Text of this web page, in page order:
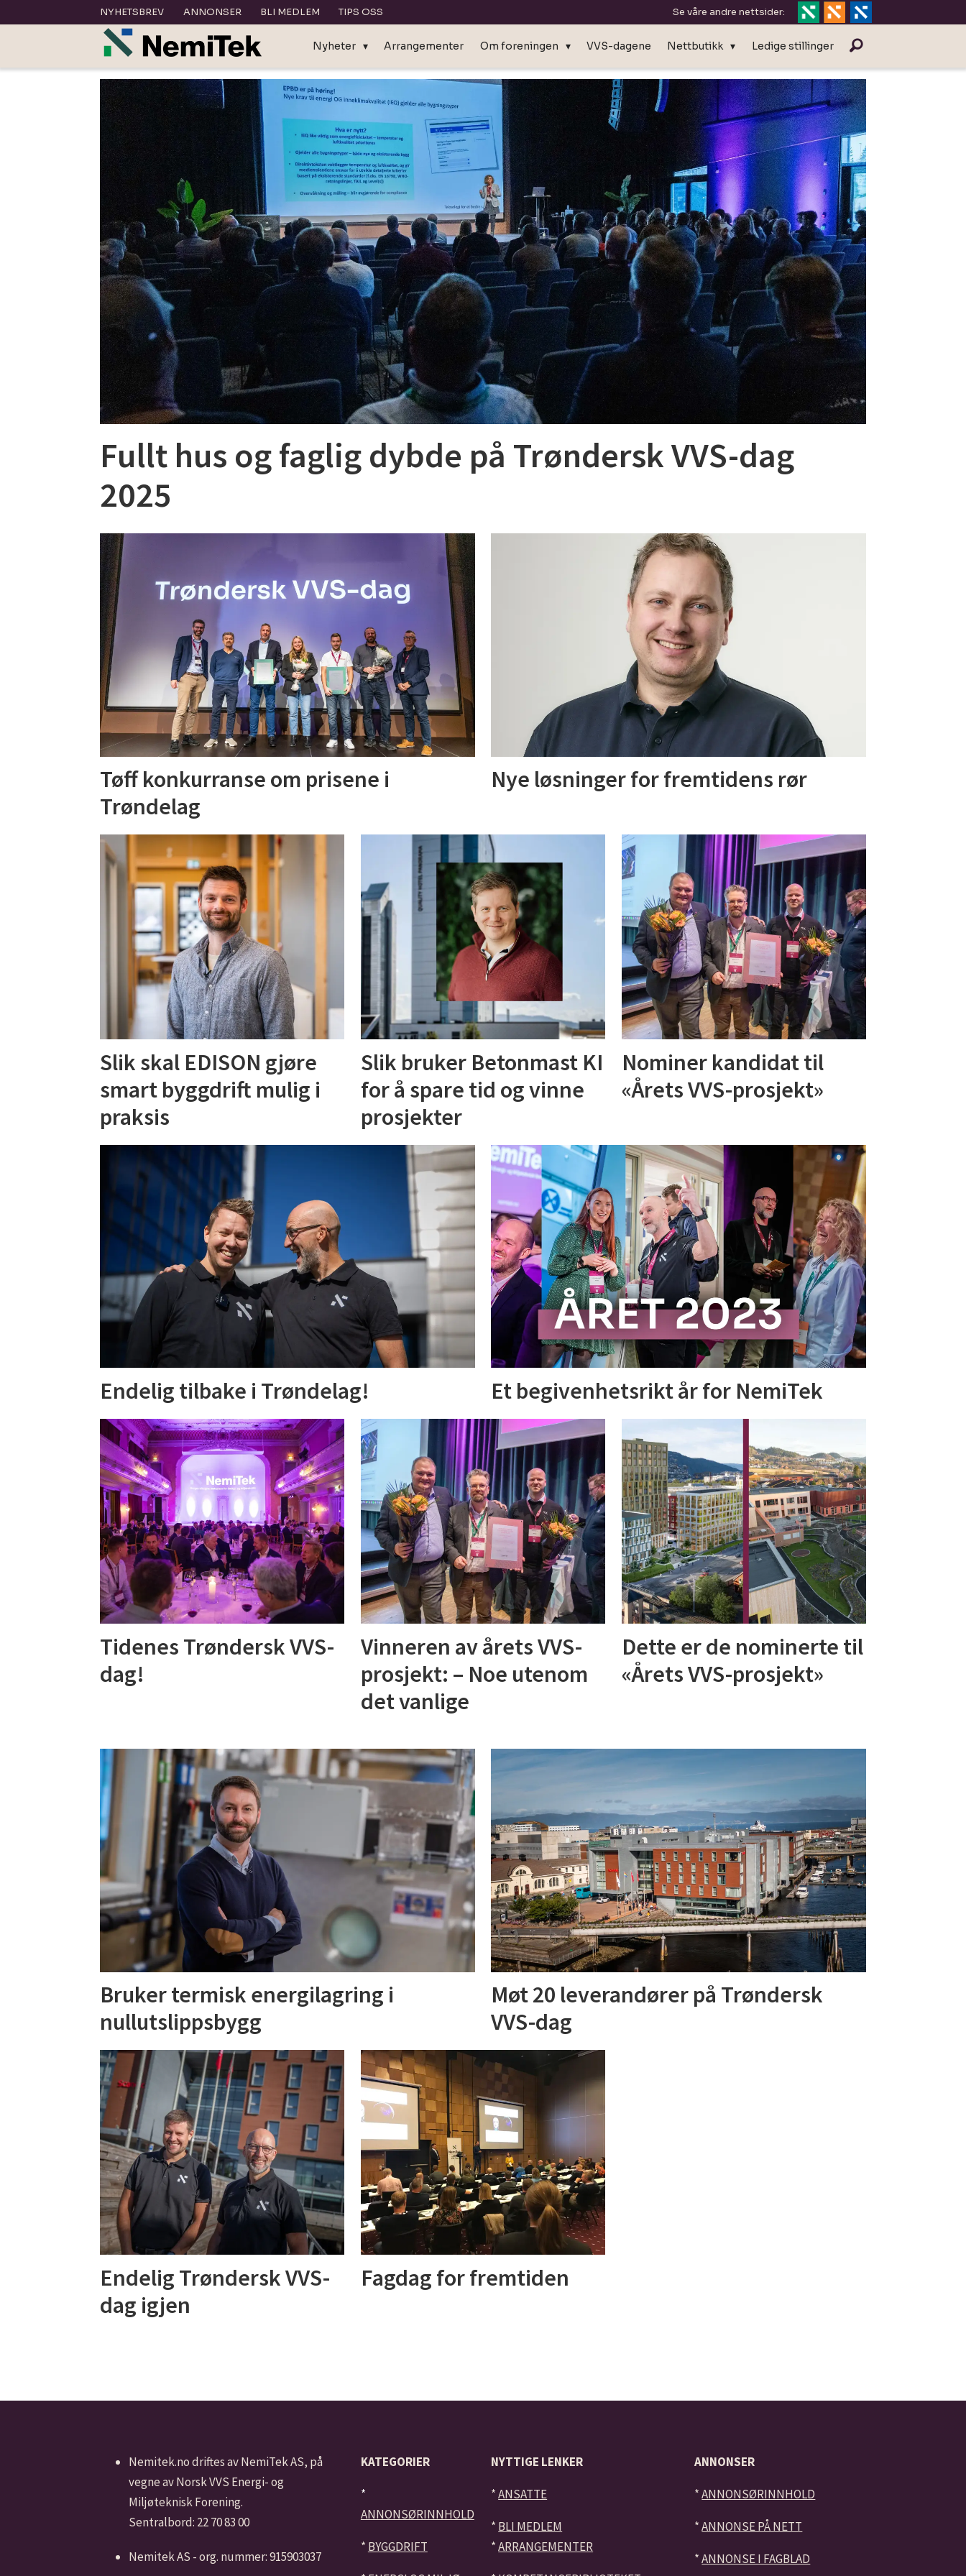
NYHETSBREV ANNONSER BLI MEDLEM TIPS OSS Se våre andre nettsider:
Nyheter Arrangementer Om foreningen VVS-dagene Nettbutikk Ledige stillinger
trøndersk
Fullt hus og faglig dybde på Trøndersk VVS-dag
2025
Tøff konkurranse om prisene i
Trøndelag
Nye løsninger for fremtidens rør
Slik skal EDISON gjøre
smart byggdrift mulig i
praksis
Slik bruker Betonmast KI
for å spare tid og vinne
prosjekter
Nominer kandidat til
«Årets VVS-prosjekt»
Endelig tilbake i Trøndelag! Et begivenhetsrikt år for NemiTek
Tidenes Trøndersk VVS-
dag!
Vinneren av årets VVS-
prosjekt: – Noe utenom
det vanlige
Dette er de nominerte til
«Årets VVS-prosjekt»
Bruker termisk energilagring i
nullutslippsbygg
Møt 20 leverandører på Trøndersk
VVS-dag
Endelig Trøndersk VVS-
dag igjen
Fagdag for fremtiden
Nemitek.no driftes av NemiTek AS, på
vegne av Norsk VVS Energi- og
Miljøteknisk Forening.
Sentralbord: 22 70 83 00
Nemitek AS - org. nummer: 915903037
KATEGORIER
*
ANNONSØRINNHOLD
* BYGGDRIFT
NYTTIGE LENKER
*ANSATTE
* BLI MEDLEM
*ARRANGEMENTER
ANNONSER
*ANNONSØRINNHOLD
*ANNONSE PÅ NETT
*ANNONSE I FAGBLAD